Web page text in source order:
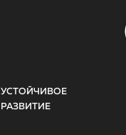
УСТОЙЧИВОЕ
РАЗВИТИЕ